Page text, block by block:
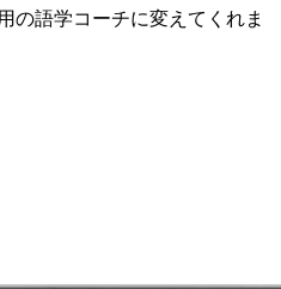
の語学コーチに変えてくれま